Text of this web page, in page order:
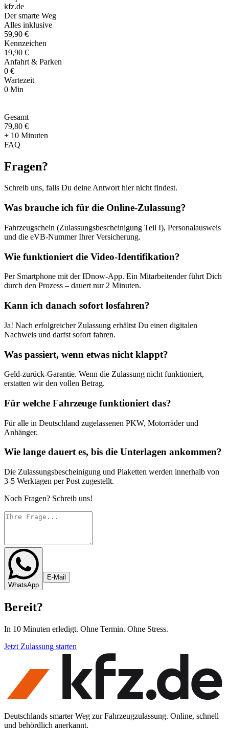
kfz.de
Der smarte Weg
Alles inklusive
59,90 €
Kennzeichen
19,90 €
Anfahrt & Parken
0 €
Wartezeit
0 Min
Gesamt
79,80 €
+ 10 Minuten
FAQ
Fragen?
Schreib uns, falls Du deine Antwort hier nicht findest.
Was brauche ich für die Online-Zulassung?
Fahrzeugschein (Zulassungsbescheinigung Teil I), Personalausweis
und die eVB-Nummer Ihrer Versicherung.
Wie funktioniert die Video-Identifikation?
Per Smartphone mit der IDnow-App. Ein Mitarbeitender führt Dich
durch den Prozess – dauert nur 2 Minuten.
Kann ich danach sofort losfahren?
Ja! Nach erfolgreicher Zulassung erhältst Du einen digitalen
Nachweis und darfst sofort fahren.
Was passiert, wenn etwas nicht klappt?
Geld-zurück-Garantie. Wenn die Zulassung nicht funktioniert,
erstatten wir den vollen Betrag.
Für welche Fahrzeuge funktioniert das?
Für alle in Deutschland zugelassenen PKW, Motorräder und
Anhänger.
Wie lange dauert es, bis die Unterlagen ankommen?
Die Zulassungsbescheinigung und Plaketten werden innerhalb von
3-5 Werktagen per Post zugestellt.
Noch Fragen? Schreib uns!
WhatsApp
E-Mail
Bereit?
In 10 Minuten erledigt. Ohne Termin. Ohne Stress.
Jetzt Zulassung starten
Deutschlands smarter Weg zur Fahrzeugzulassung. Online, schnell
und behördlich anerkannt.